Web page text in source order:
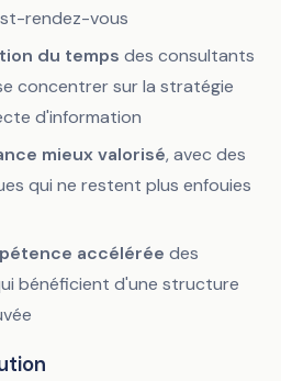
rendez-vous
du temps des consultants
concentrer sur la stratégie
d'information
mieux valorisé, avec des
qui ne restent plus enfouies
accélérée des
bénéficient d'une structure